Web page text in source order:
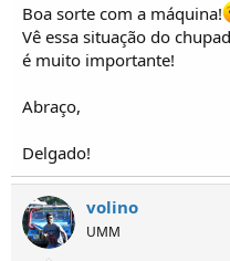
Boa sorte com a máquina!
Vê essa situação do
é muito importante!
Abraço,
Delgado!
volino
UMM